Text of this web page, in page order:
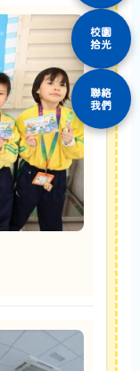
校園
拾光
聯絡
我們